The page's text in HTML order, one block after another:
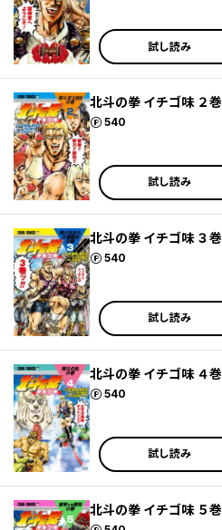
試し読み
北斗の拳 イチゴ味 ２巻
540
ポイント
試し読み
北斗の拳 イチゴ味 ３巻
540
ポイント
試し読み
北斗の拳 イチゴ味 ４巻
540
ポイント
試し読み
北斗の拳 イチゴ味 ５巻